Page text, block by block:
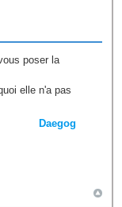
poser la
elle n'a pas
Daegog